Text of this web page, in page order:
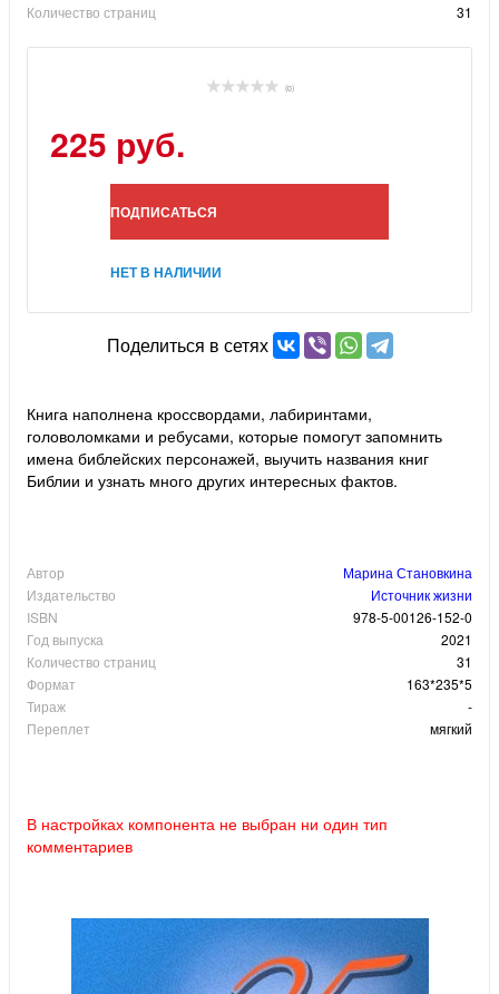
Количество страниц
31
(0)
225 руб.
ПОДПИСАТЬСЯ
НЕТ В НАЛИЧИИ
Поделиться в сетях
Книга наполнена кроссвордами, лабиринтами,
головоломками и ребусами, которые помогут запомнить
имена библейских персонажей, выучить названия книг
Библии и узнать много других интересных фактов.
Автор
Марина Становкина
Издательство
Источник жизни
ISBN
978-5-00126-152-0
Год выпуска
2021
Количество страниц
31
Формат
163*235*5
Тираж
-
Переплет
мягкий
В настройках компонента не выбран ни один тип
комментариев